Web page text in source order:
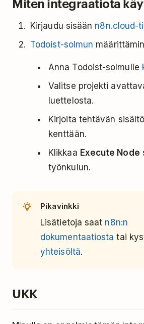
Kirjaudu sisään n8n.cloud-
Todoist-solmun
Anna Todoist-solmulle
Valitse projekti
luettelosta.
Kirjoita tehtävän sisältö
kenttään.
Klikkaa Execute Node
työnkulun.
Pikavinkki
Lisätietoja saat n8n:n
dokumentaatiosta tai
yhteisöltä.
UKK